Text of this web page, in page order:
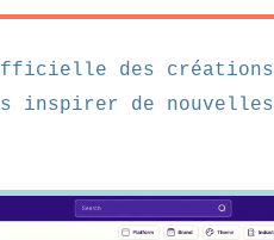
des créations
inspirer de nouvelles